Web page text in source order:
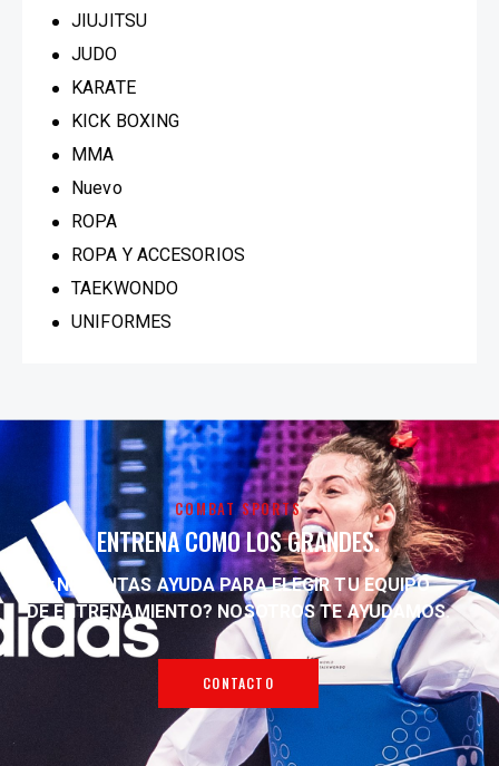
JIUJITSU
JUDO
KARATE
KICK BOXING
MMA
Nuevo
ROPA
ROPA Y ACCESORIOS
TAEKWONDO
UNIFORMES
COMBAT SPORTS
ENTRENA COMO LOS GRANDES.
¿NECESITAS AYUDA PARA ELEGIR TU EQUIPO
DE ENTRENAMIENTO? NOSOTROS TE AYUDAMOS.
CONTACTO